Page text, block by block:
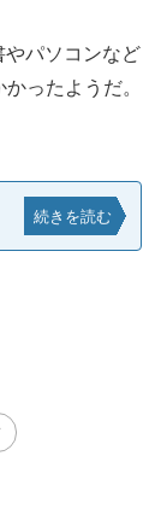
パソコンなど
ったようだ。
続きを読む